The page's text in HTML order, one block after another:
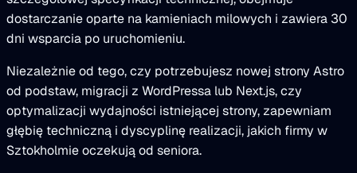
dostarczanie oparte na kamieniach milowych i zawiera 30
dni wsparcia po uruchomieniu.
Niezależnie od tego, czy potrzebujesz nowej strony Astro
od podstaw, migracji z WordPressa lub Next.js, czy
optymalizacji wydajności istniejącej strony, zapewniam
głębię techniczną i dyscyplinę realizacji, jakich firmy w
Sztokholmie oczekują od seniora.